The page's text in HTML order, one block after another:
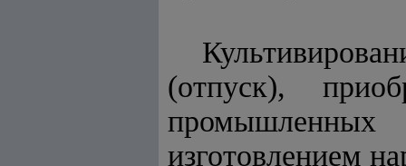
(отпуск),
промышленных
изготовлением